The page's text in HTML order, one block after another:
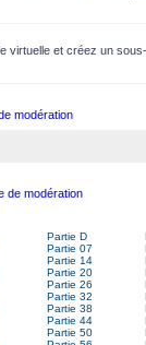
virtuelle et créez un
modération
de modération
Partie D
Partie 07
Partie 14
Partie 20
Partie 26
Partie 32
Partie 38
Partie 44
Partie 50